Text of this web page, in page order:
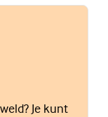
Je kunt